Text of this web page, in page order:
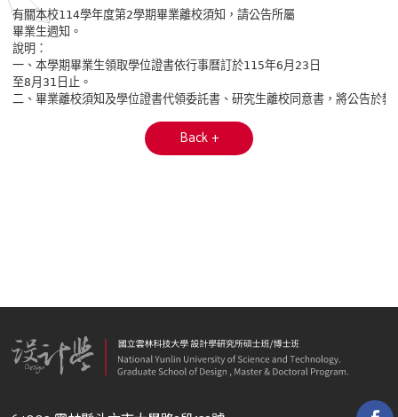
有關本校114學年度第2學期畢業離校須知，請公告所屬
畢業生週知。
說明：
一、本學期畢業生領取學位證書依行事曆訂於115年6月23日
至8月31日止。
二、畢業離校須知及學位證書代領委託書、研究生離校同意書，將公告於
Back +